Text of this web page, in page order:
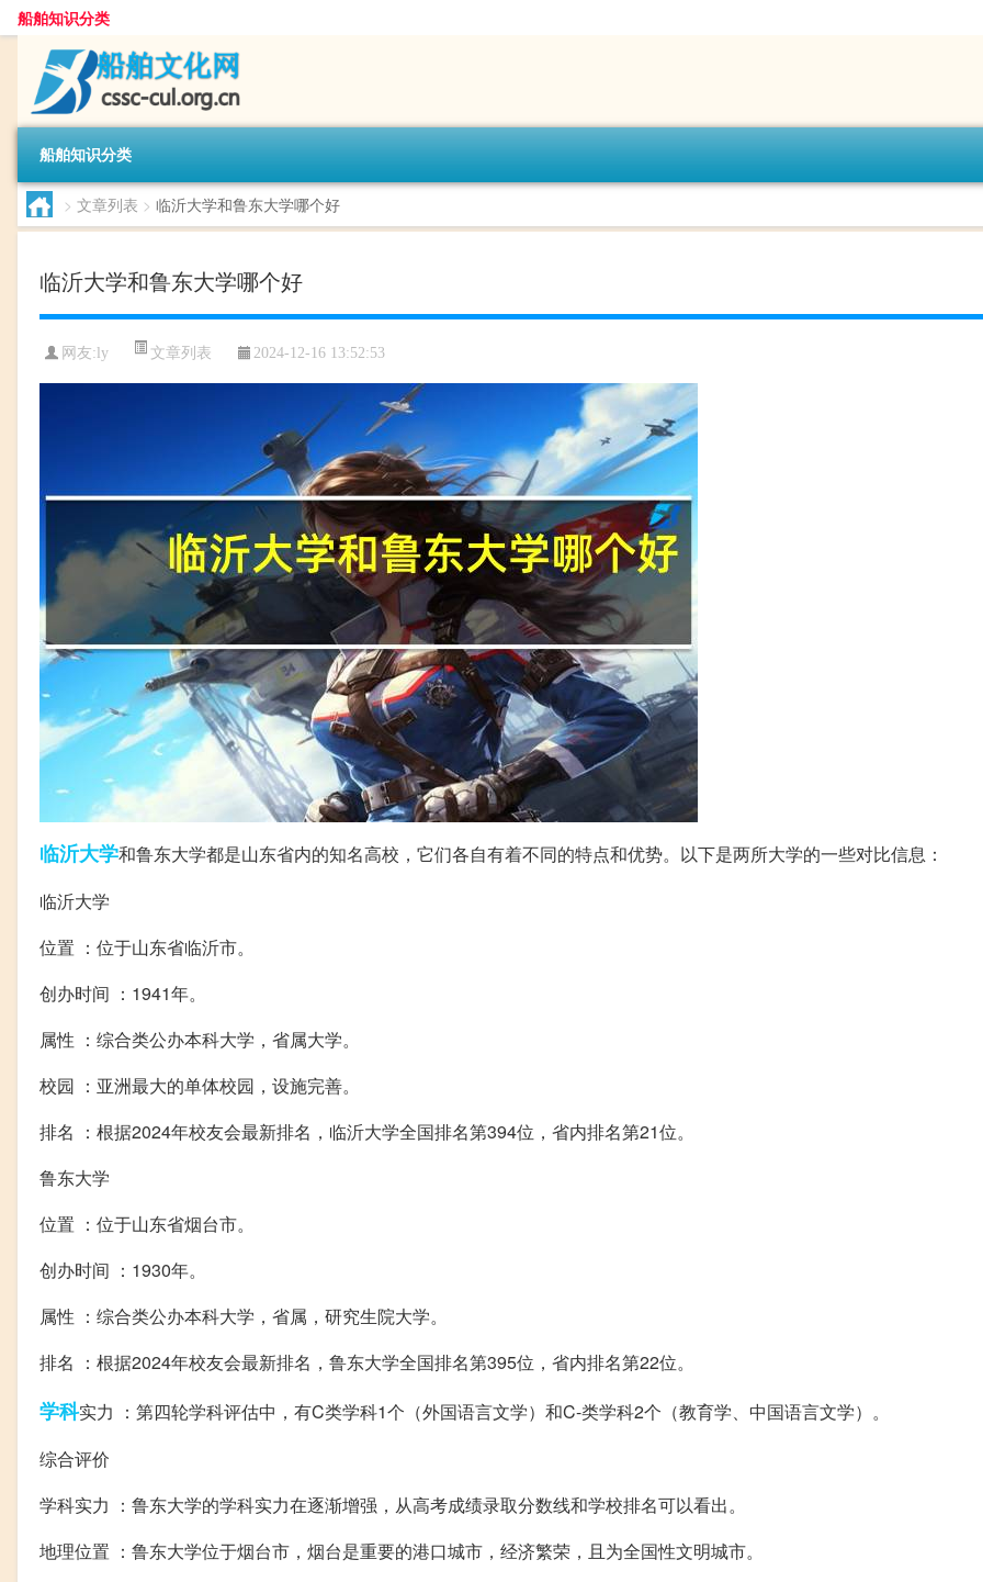
船舶知识分类
船舶知识分类
> 文章列表 > 临沂大学和鲁东大学哪个好
临沂大学和鲁东大学哪个好
网友: ly 文章列表 2024-12-16 13:52:53
临沂大学和鲁东大学都是山东省内的知名高校，它们各自有着不同的特点和优势。以下是两所大学的一些对比信息：
临沂大学
位置 ：位于山东省临沂市。
创办时间 ：1941年。
属性 ：综合类公办本科大学，省属大学。
校园 ：亚洲最大的单体校园，设施完善。
排名 ：根据2024年校友会最新排名，临沂大学全国排名第394位，省内排名第21位。
鲁东大学
位置 ：位于山东省烟台市。
创办时间 ：1930年。
属性 ：综合类公办本科大学，省属，研究生院大学。
排名 ：根据2024年校友会最新排名，鲁东大学全国排名第395位，省内排名第22位。
学科实力 ：第四轮学科评估中，有C类学科1个（外国语言文学）和C-类学科2个（教育学、中国语言文学）。
综合评价
学科实力 ：鲁东大学的学科实力在逐渐增强，从高考成绩录取分数线和学校排名可以看出。
地理位置 ：鲁东大学位于烟台市，烟台是重要的港口城市，经济繁荣，且为全国性文明城市。